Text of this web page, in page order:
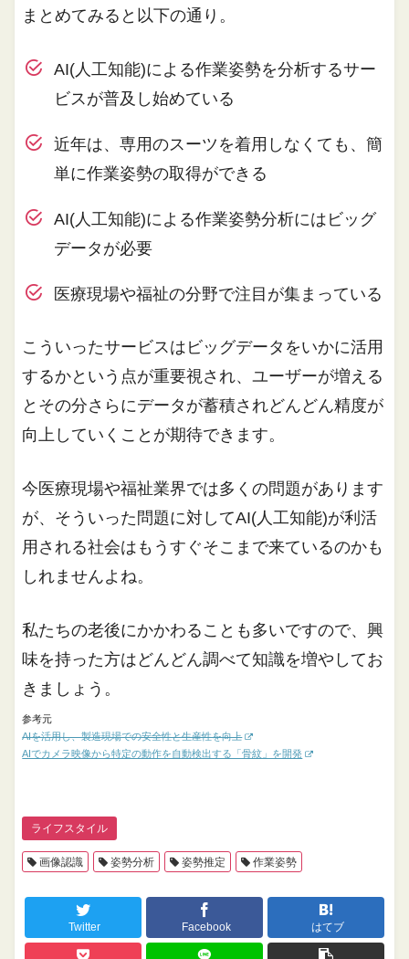
まとめてみると以下の通り。
AI(人工知能)による作業姿勢を分析するサー
ビスが普及し始めている
近年は、専用のスーツを着用しなくても、簡
単に作業姿勢の取得ができる
AI(人工知能)による作業姿勢分析にはビッグ
データが必要
医療現場や福祉の分野で注目が集まっている
こういったサービスはビッグデータをいかに活用
するかという点が重要視され、ユーザーが増える
とその分さらにデータが蓄積されどんどん精度が
向上していくことが期待できます。
今医療現場や福祉業界では多くの問題があります
が、そういった問題に対してAI(人工知能)が利活
用される社会はもうすぐそこまで来ているのかも
しれませんよね。
私たちの老後にかかわることも多いですので、興
味を持った方はどんどん調べて知識を増やしてお
きましょう。
参考元
AIを活用し、製造現場での安全性と生産性を向上
AIでカメラ映像から特定の動作を自動検出する「骨紋」を開発
ライフスタイル
画像認識 姿勢分析 姿勢推定 作業姿勢
Twitter Facebook はてブ